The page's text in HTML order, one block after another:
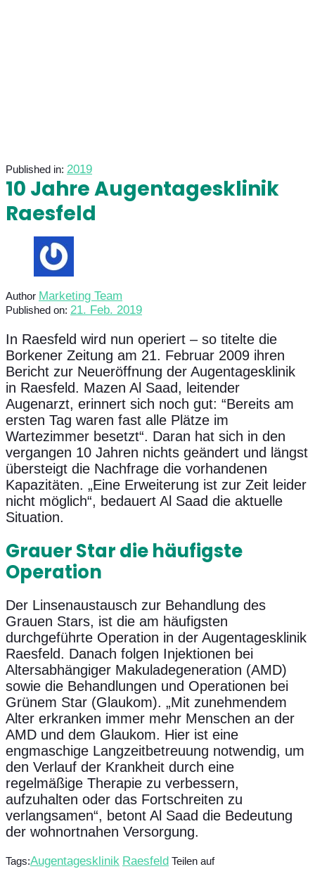
Published in: 2019
10 Jahre Augentagesklinik
Raesfeld
Author Marketing Team
Published on: 21. Feb. 2019
In Raesfeld wird nun operiert – so titelte die
Borkener Zeitung am 21. Februar 2009 ihren
Bericht zur Neueröffnung der Augentagesklinik
in Raesfeld. Mazen Al Saad, leitender
Augenarzt, erinnert sich noch gut: “Bereits am
ersten Tag waren fast alle Plätze im
Wartezimmer besetzt“. Daran hat sich in den
vergangen 10 Jahren nichts geändert und längst
übersteigt die Nachfrage die vorhandenen
Kapazitäten. „Eine Erweiterung ist zur Zeit leider
nicht möglich“, bedauert Al Saad die aktuelle
Situation.
Grauer Star die häufigste
Operation
Der Linsenaustausch zur Behandlung des
Grauen Stars, ist die am häufigsten
durchgeführte Operation in der Augentagesklinik
Raesfeld. Danach folgen Injektionen bei
Altersabhängiger Makuladegeneration (AMD)
sowie die Behandlungen und Operationen bei
Grünem Star (Glaukom). „Mit zunehmendem
Alter erkranken immer mehr Menschen an der
AMD und dem Glaukom. Hier ist eine
engmaschige Langzeitbetreuung notwendig, um
den Verlauf der Krankheit durch eine
regelmäßige Therapie zu verbessern,
aufzuhalten oder das Fortschreiten zu
verlangsamen“, betont Al Saad die Bedeutung
der wohnortnahen Versorgung.
Tags:Augentagesklinik Raesfeld Teilen auf